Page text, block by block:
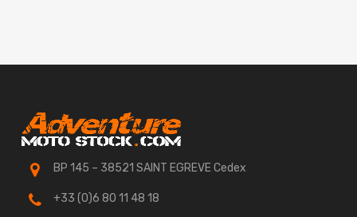
BP 145 – 38521 SAINT EGREVE Cedex
+33 (0)6 80 11 48 18